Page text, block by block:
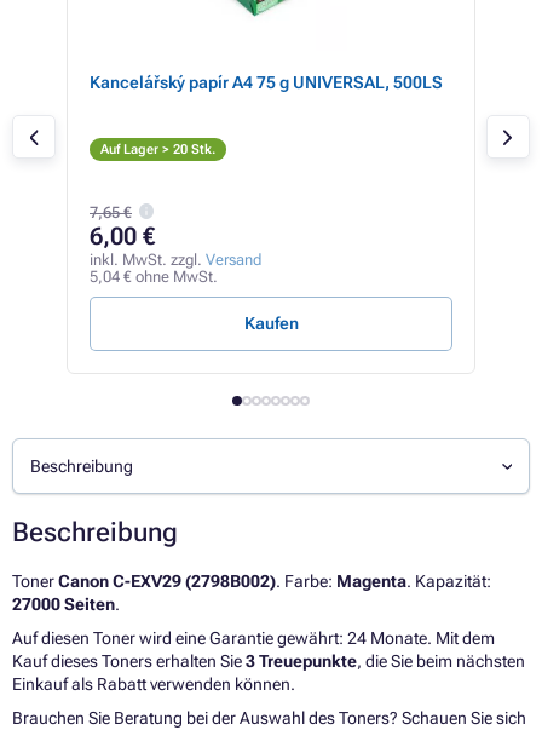
Kancelářský papír A4 75 g UNIVERSAL, 500LS
Auf Lager > 20 Stk.
7,65 €
6,00 €
inkl. MwSt. zzgl. Versand
5,04 € ohne MwSt.
Kaufen
Beschreibung
Beschreibung
TonerCanon C-EXV29 (2798B002). Farbe: Magenta. Kapazität:
27000 Seiten.
Auf diesen Toner wird eine Garantie gewährt: 24 Monate. Mit dem
Kauf dieses Toners erhalten Sie3 Treuepunkte, die Sie beim nächsten
Einkauf als Rabatt verwenden können.
Brauchen Sie Beratung bei der Auswahl des Toners? Schauen Sie sich